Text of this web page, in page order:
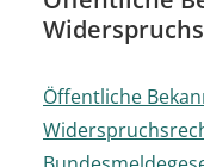
Öffentliche